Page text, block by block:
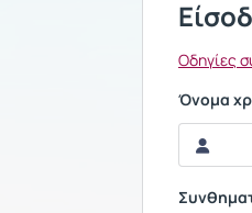
Οδηγίες
Όνομα